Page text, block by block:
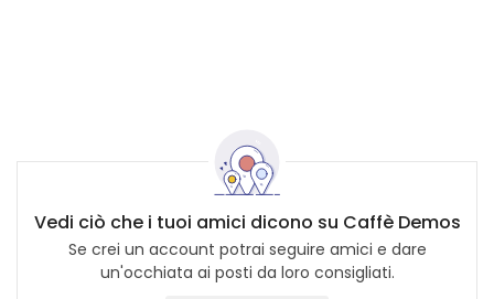
Vedi ciò che i tuoi amici dicono su Caffè Demos
Se crei un account potrai seguire amici e dare
un'occhiata ai posti da loro consigliati.